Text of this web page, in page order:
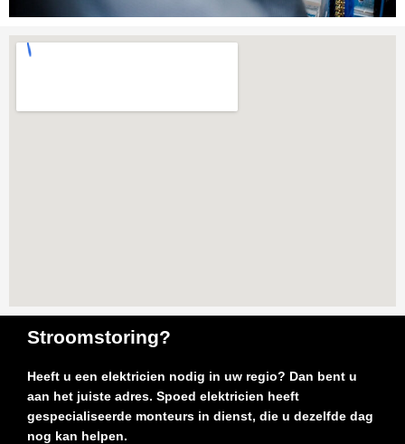
Stroomstoring?
Heeft u een elektricien nodig in uw regio? Dan bent u
aan het juiste adres. Spoed elektricien heeft
gespecialiseerde monteurs in dienst, die u dezelfde dag
nog kan helpen.